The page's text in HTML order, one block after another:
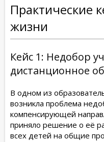
Практические
жизни
Кейс 1: Недобор
дистанционное
В одном из
возникла проблема
компенсирующей
приняло решение о её
всех детей на общие